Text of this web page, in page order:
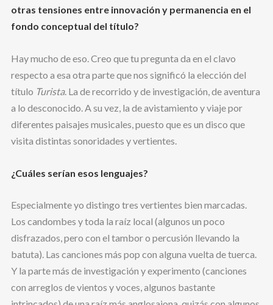
otras tensiones entre innovación y permanencia en el
fondo conceptual del título?
Hay mucho de eso. Creo que tu pregunta da en el clavo
respecto a esa otra parte que nos significó la elección del
título Turista. La de recorrido y de investigación, de aventura
a lo desconocido. A su vez, la de avistamiento y viaje por
diferentes paisajes musicales, puesto que es un disco que
visita distintas sonoridades y vertientes.
¿Cuáles serían esos lenguajes?
Especialmente yo distingo tres vertientes bien marcadas.
Los candombes y toda la raíz local (algunos un poco
disfrazados, pero con el tambor o percusión llevando la
batuta). Las canciones más pop con alguna vuelta de tuerca.
Y la parte más de investigación y experimento (canciones
con arreglos de vientos y voces, algunos bastante